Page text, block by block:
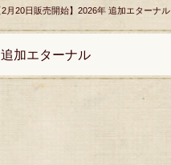
2月20日販売開始】2026年 追加エターナル
加エターナル